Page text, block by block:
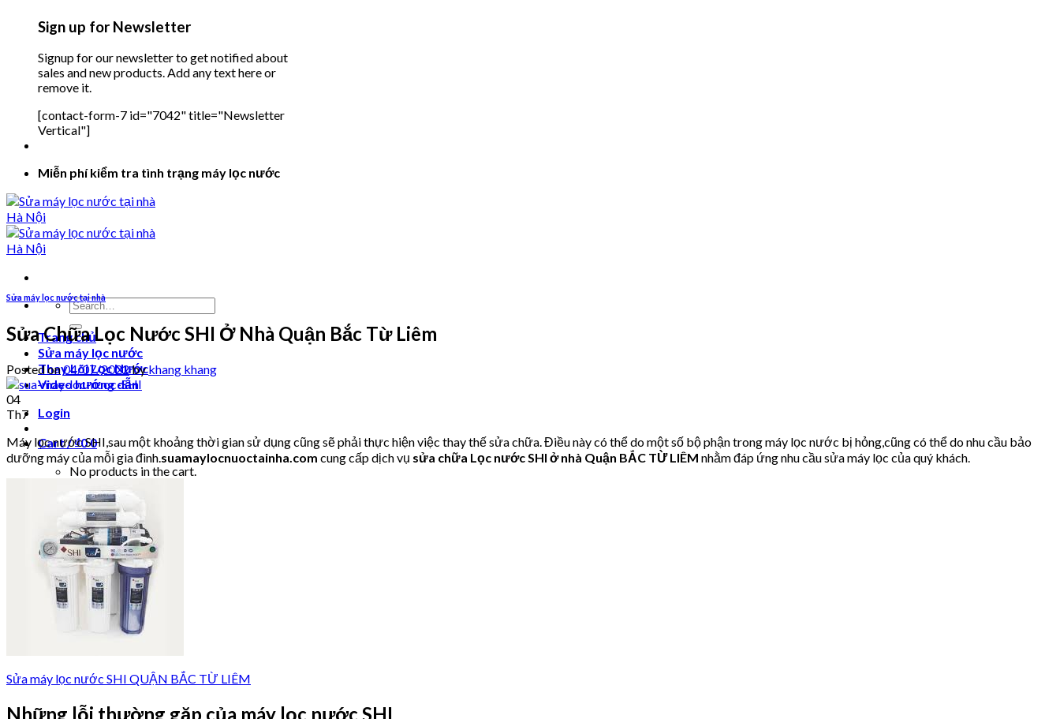
Sign up for Newsletter
Signup for our newsletter to get notified about
sales and new products. Add any text here or
remove it.
[contact-form-7 id="7042" title="Newsletter
Vertical"]
Miễn phí kiểm tra tình trạng máy lọc nước
Search
for:
Trang chủ
Sửa máy lọc nước
Thay Lõi Lọc Nước
Video hướng dẫn
Login
Cart /₫00
No products in the cart.
Cart
No products in the cart.
Sửa máy lọc nước tại nhà
Sửa Chữa Lọc Nước SHI Ở Nhà Quận Bắc Từ Liêm
Posted on04/07/2022bykhang khang
04
Th7
Máy lọc nước SHI,sau một khoảng thời gian sử dụng cũng sẽ phải thực hiện việc thay thế sửa chữa. Điều này có thể do một số bộ phận trong máy lọc nước bị hỏng,cũng có thể do nhu cầu bảo
dưỡng máy của mỗi gia đình.suamaylocnuoctainha.com cung cấp dịch vụ sửa chữa Lọc nước SHI ở nhà Quận BẮC TỪ LIÊM nhằm đáp ứng nhu cầu sửa máy lọc của quý khách.
Sửa máy lọc nước SHI QUẬN BẮC TỪ LIÊM
Những lỗi thường gặp của máy lọc nước SHI